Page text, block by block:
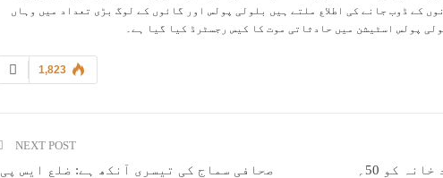
کے ڈوب جانے کی اطلاع ملتے ہیں بلولی پولس اور گائوں کے لوگ بڑی تعداد میں وہاں
پولس اسٹیشن میں حادثاتی موت کا کیس رجسٹرڈ کیا گیا ہے۔
1,823
NEXT POST
صحافی سماج کی تیسری آنکھ ہے: ضلع ایس پی